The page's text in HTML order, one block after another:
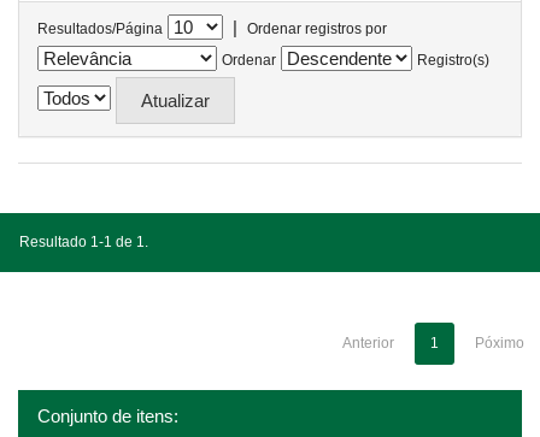
Resultados/Página |
Ordenar registros por
Ordenar
Registro(s)
Resultado 1-1 de 1.
Anterior 1 Póximo
Conjunto de itens: